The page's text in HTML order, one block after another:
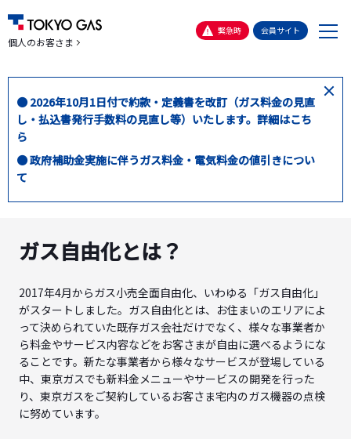
個人のお客さま
緊急時 会員サイト
メ
● 2026年10月1日付で約款・定義書を改訂（ガス料金の見直
し・払込書発行手数料の見直し等）いたします。詳細はこち
ら
● 政府補助金実施に伴うガス料金・電気料金の値引きについ
て
閉
ガス自由化とは？
2017年4月からガス小売全面自由化、いわゆる「ガス自由化」
がスタートしました。ガス自由化とは、お住まいのエリアによ
って決められていた既存ガス会社だけでなく、様々な事業者か
ら料金やサービス内容などをお客さまが自由に選べるようにな
ることです。新たな事業者から様々なサービスが登場している
中、東京ガスでも新料金メニューやサービスの開発を行った
り、東京ガスをご契約しているお客さま宅内のガス機器の点検
に努めています。